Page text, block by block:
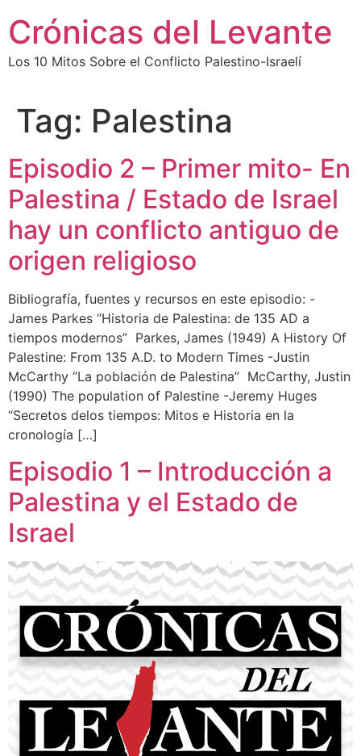
to
content
Crónicas del Levante
Los 10 Mitos Sobre el Conflicto Palestino-Israelí
Tag: Palestina
Episodio 2 – Primer mito- En
Palestina / Estado de Israel
hay un conflicto antiguo de
origen religioso
Bibliografía, fuentes y recursos en este episodio: -
James Parkes “Historia de Palestina: de 135 AD a
tiempos modernos” Parkes, James (1949) A History Of
Palestine: From 135 A.D. to Modern Times -Justin
McCarthy “La población de Palestina” McCarthy, Justin
(1990) The population of Palestine -Jeremy Huges
“Secretos delos tiempos: Mitos e Historia en la
cronología […]
Episodio 1 – Introducción a
Palestina y el Estado de
Israel